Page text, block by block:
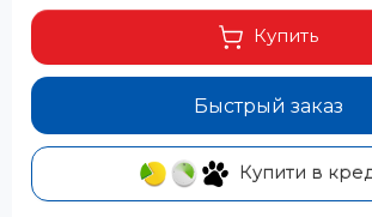
Быстрый заказ
Купить
Купити в